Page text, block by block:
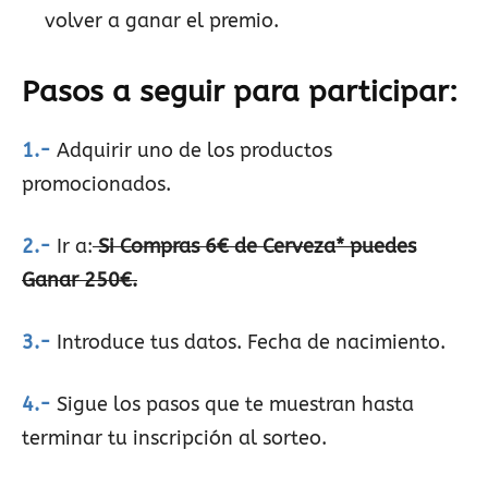
volver a ganar el premio.
Pasos a seguir para participar:
1.- Adquirir uno de los productos
promocionados.
2.- Ir a:Si Compras 6€ de Cerveza* puedes
Ganar 250€.
3.- Introduce tus datos. Fecha de nacimiento.
4.- Sigue los pasos que te muestran hasta
terminar tu inscripción al sorteo.